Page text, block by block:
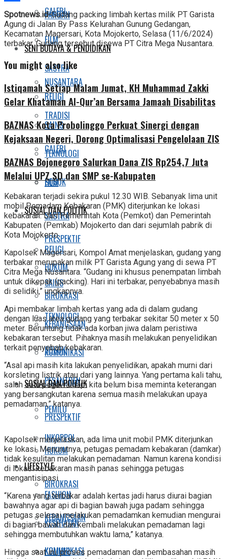
GALERI
FILM
SASTRA
RELIGI
SAINS
TEKNOLOGI
SOSOK
SOSIAL DAN POLITIK
PRESPEKTIF
HUKUM
BIROKRASI
KEBANGSAAN
KOMUNIKASI
PESANTREN
PEMILU
INKOPPOL
LIFESTYLE
FASHION
KESEHATAN
KULINER
PANGAN
SENI BUDAYA & PENDIDIKAN
NUSANTARA
TRADISI
GALERI
FILM
SASTRA
RELIGI
SAINS
TEKNOLOGI
SOSOK
SOSIAL DAN POLITIK
PRESPEKTIF
HUKUM
BIROKRASI
KEBANGSAAN
KOMUNIKASI
Share
Spotnews.id-Gudang packing limbah kertas milik PT Garista
Agung di Jalan By Pass Kelurahan Gunung Gedangan,
Kecamatan Magersari, Kota Mojokerto, Selasa (11/6/2024)
terbakar. Gudang tersebut disewa PT Citra Mega Nusantara.
You might also like
Istiqamah Setiap Malam Jumat, KH Muhammad Zakki
Gelar Khataman Al-Qur’an Bersama Jamaah Disabilitas
BAZNAS Kota Probolinggo Perkuat Sinergi dengan
Kejaksaan Negeri, Dorong Optimalisasi Pengelolaan ZIS
BAZNAS Bojonegoro Salurkan Dana ZIS Rp254,7 Juta
Melalui UPZ SD dan SMP se-Kabupaten
Kebakaran terjadi sekira pukul 12.30 WIB. Sebanyak lima unit
mobil Pemadam Kebakaran (PMK) diterjunkan ke lokasi
kebakaran. Dari Pemerintah Kota (Pemkot) dan Pemerintah
Kabupaten (Pemkab) Mojokerto dan dari sejumlah pabrik di
Kota Mojokerto.
Kapolsek Magersari, Kompol Amat menjelaskan, gudang yang
terbakar merupakan milik PT Garista Agung yang di sewa PT
Citra Mega Nusantara. “Gudang ini khusus penempatan limbah
untuk dikepak (packing). Hari ini terbakar, penyebabnya masih
di selidiki,” ungkapnya.
Api membakar limbah kertas yang ada di dalam gudang
dengan luas area gudang yang terbakar sekitar 50 meter x 50
meter. Beruntung tidak ada korban jiwa dalam peristiwa
kebakaran tersebut. Pihaknya masih melakukan penyelidikan
terkait penyebab kebakaran.
“Asal api masih kita lakukan penyelidikan, apakah murni dari
korsleting listrik atau dari yang lainnya. Yang pertama kali tahu,
salah satu pegawai tapi kita belum bisa meminta keterangan
yang bersangkutan karena semua masih melakukan upaya
pemadaman,” katanya.
Kapolsek menjelaskan, ada lima unit mobil PMK diterjunkan
ke lokasi. Menurutnya, petugas pemadam kebakaran (damkar)
tidak kesulitan melakukan pemadaman. Namun karena kondisi
di lokasi kebakaran masih panas sehingga petugas
mengantisipasi.
“Karena yang terbakar adalah kertas jadi harus diurai bagian
bawahnya agar api di bagian bawah juga padam sehingga
petugas selesai melakukan pemadamkan kemudian mengurai
di bagian bawah dan kembali melakukan pemadaman lagi
sehingga membutuhkan waktu lama,” katanya.
Hingga saat ini, proses pemadaman dan pembasahan masih